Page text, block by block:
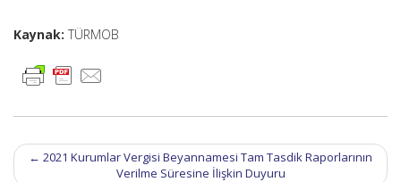
Kaynak: TÜRMOB
Post
navigation
← 2021 Kurumlar Vergisi Beyannamesi Tam Tasdik Raporlarının
Verilme Süresine İlişkin Duyuru